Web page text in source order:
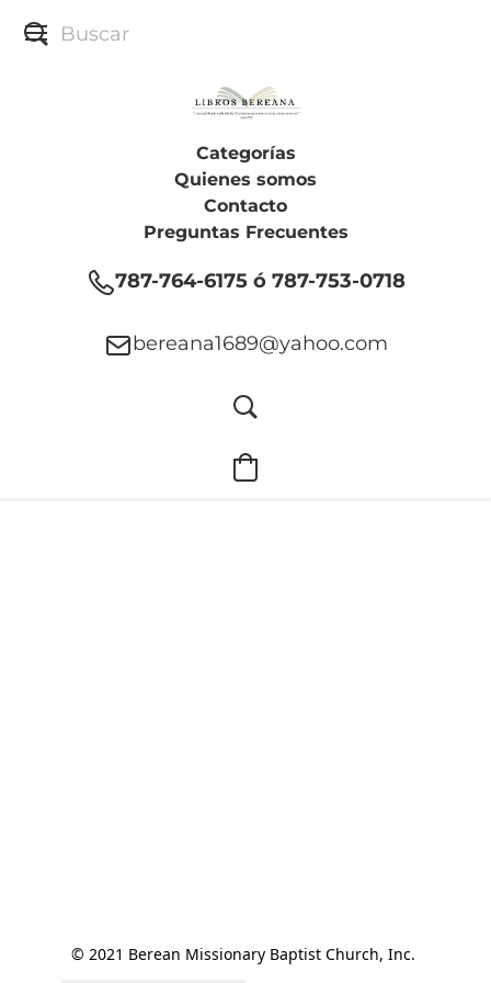
Categorías
Quienes somos
Contacto
Preguntas Frecuentes
787-764-6175 ó 787-753-0718
bereana1689@yahoo.com
© 2021 Berean Missionary Baptist Church, Inc.